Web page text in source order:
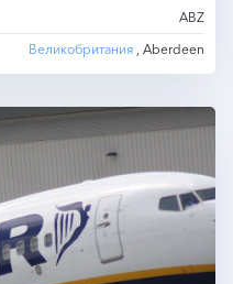
ABZ
Великобритания , Aberdeen